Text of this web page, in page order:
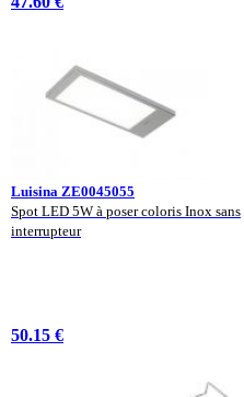
Luisina ZE0045055
Spot LED 5W à poser coloris Inox sans
interrupteur
50.15 €